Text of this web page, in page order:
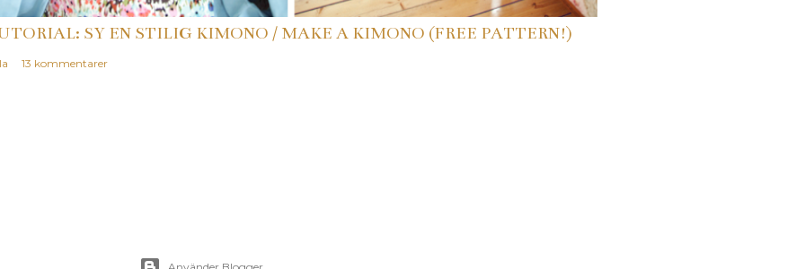
SY EN STILIG KIMONO / MAKE A KIMONO (FREE PATTERN!)
13 kommentarer